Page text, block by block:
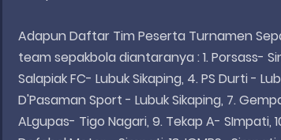
Adapun Daftar Tim Peserta Turnamen
team sepakbola diantaranya : 1. Porsass-
Salapiak FC- Lubuk Sikaping, 4. PS Durti -
D'Pasaman Sport - Lubuk Sikaping, 7.
ALgupas- Tigo Nagari, 9. Tekap A- SImpati,